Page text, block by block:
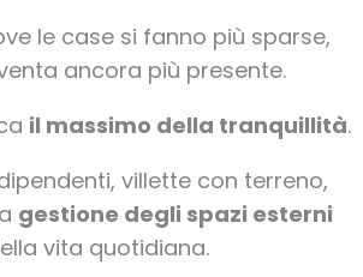
le case si fanno più sparse,
ancora più presente.
il massimo della tranquillità.
villette con terreno,
gestione degli spazi esterni
vita quotidiana.